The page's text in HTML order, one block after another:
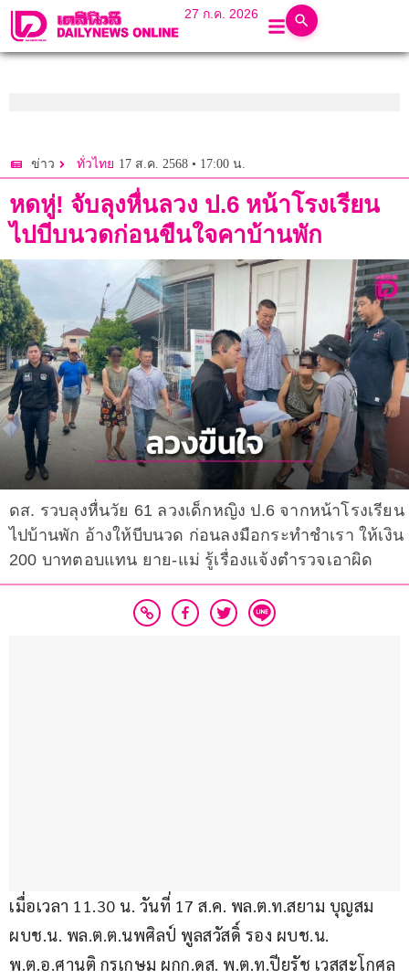
27 ก.ค. 2026
ข่าว ทั่วไทย 17 ส.ค. 2568 • 17:00 น.
หดหู่! จับลุงหื่นลวง ป.6 หน้าโรงเรียน
ไปบีบนวดก่อนขืนใจคาบ้านพัก
ดส. รวบลุงหื่นวัย 61 ลวงเด็กหญิง ป.6 จากหน้าโรงเรียน
ไปบ้านพัก อ้างให้บีบนวด ก่อนลงมือกระทำชำเรา ให้เงิน
200 บาทตอบแทน ยาย-แม่ รู้เรื่องแจ้งตำรวจเอาผิด
เมื่อเวลา 11.30 น. วันที่ 17 ส.ค. พล.ต.ท.สยาม บุญสม
ผบช.น. พล.ต.ต.นพศิลป์ พูลสวัสดิ์ รอง ผบช.น.
พ.ต.อ.ศานติ กรเกษม ผกก.ดส. พ.ต.ท.ปียรัช เวสสะโกศล